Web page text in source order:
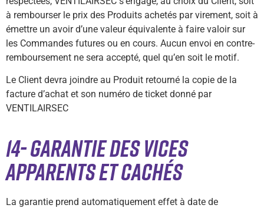
à rembourser le prix des Produits achetés par virement, soit à
émettre un avoir d’une valeur équivalente à faire valoir sur
les Commandes futures ou en cours. Aucun envoi en contre-
remboursement ne sera accepté, quel qu’en soit le motif.
Le Client devra joindre au Produit retourné la copie de la
facture d’achat et son numéro de ticket donné par
VENTILAIRSEC
14- GARANTIE DES VICES
APPARENTS ET CACHÉS
La garantie prend automatiquement effet à date de